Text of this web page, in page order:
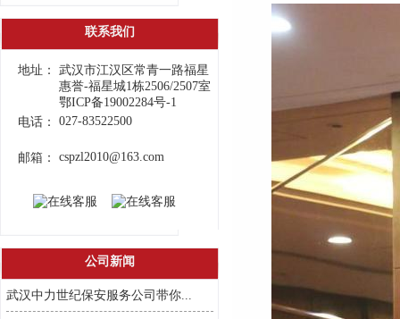
联系我们
地址：
武汉市江汉区常青一路福星
惠誉-福星城1栋2506/2507室
鄂ICP备19002284号-1
电话：
027-83522500
邮箱： cspzl2010@163.com
公司新闻
武汉中力世纪保安服务公司带你...